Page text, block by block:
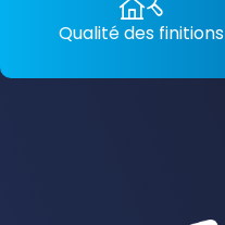
Qualité des finitions